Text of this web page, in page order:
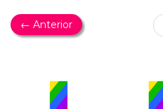
← Anterior